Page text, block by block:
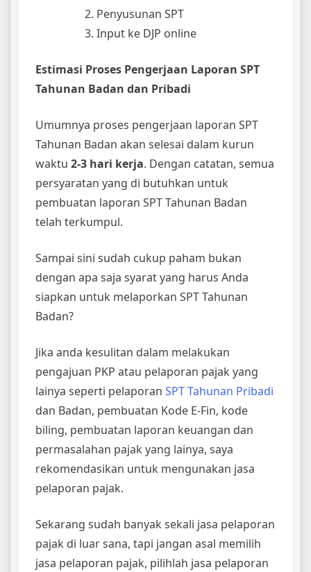
Penyusunan SPT
Input ke DJP online
Estimasi Proses Pengerjaan Laporan SPT
Tahunan Badan dan Pribadi
Umumnya proses pengerjaan laporan SPT
Tahunan Badan akan selesai dalam kurun
waktu 2-3 hari kerja. Dengan catatan, semua
persyaratan yang di butuhkan untuk
pembuatan laporan SPT Tahunan Badan
telah terkumpul.
Sampai sini sudah cukup paham bukan
dengan apa saja syarat yang harus Anda
siapkan untuk melaporkan SPT Tahunan
Badan?
Jika anda kesulitan dalam melakukan
pengajuan PKP atau pelaporan pajak yang
lainya seperti pelaporan SPT Tahunan Pribadi
dan Badan, pembuatan Kode E-Fin, kode
biling, pembuatan laporan keuangan dan
permasalahan pajak yang lainya, saya
rekomendasikan untuk mengunakan jasa
pelaporan pajak.
Sekarang sudah banyak sekali jasa pelaporan
pajak di luar sana, tapi jangan asal memilih
jasa pelaporan pajak, pilihlah jasa pelaporan